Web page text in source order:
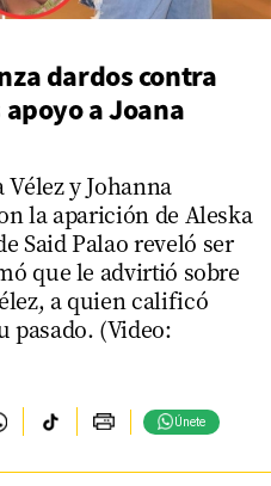
dardos contra
a Joana
y Johanna
la aparición de Aleska
Said Palao reveló ser
que le advirtió sobre
a quien calificó
pasado. (Video:
Únete